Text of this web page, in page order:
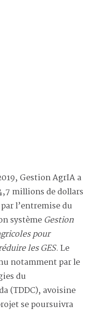
Gestion AgrIA a
millions de dollars
l’entremise du
système Gestion
pour
les GES. Le
notamment par le
du
(TDDC), avoisine
se poursuivra